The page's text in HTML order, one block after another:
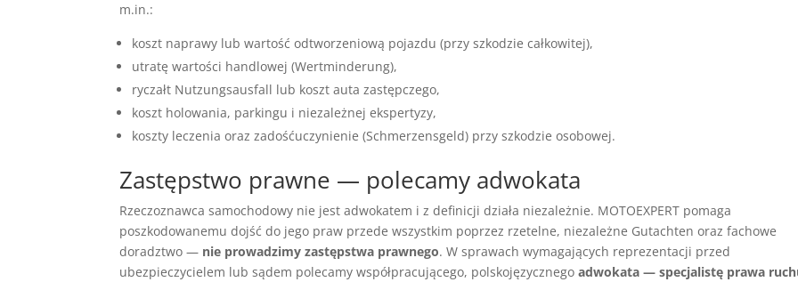
m.in.:
koszt naprawy lub wartość odtworzeniową pojazdu (przy szkodzie całkowitej),
utratę wartości handlowej (Wertminderung),
ryczałt Nutzungsausfall lub koszt auta zastępczego,
koszt holowania, parkingu i niezależnej ekspertyzy,
koszty leczenia oraz zadośćuczynienie (Schmerzensgeld) przy szkodzie osobowej.
Zastępstwo prawne — polecamy adwokata
Rzeczoznawca samochodowy nie jest adwokatem i z definicji działa niezależnie. MOTOEXPERT pomaga
poszkodowanemu dojść do jego praw przede wszystkim poprzez rzetelne, niezależne Gutachten oraz fachowe
doradztwo — nie prowadzimy zastępstwa prawnego. W sprawach wymagających reprezentacji przed
ubezpieczycielem lub sądem polecamy współpracującego, polskojęzycznegoadwokata — specjalistę prawa